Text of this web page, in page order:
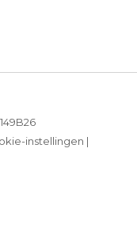
instellingen |